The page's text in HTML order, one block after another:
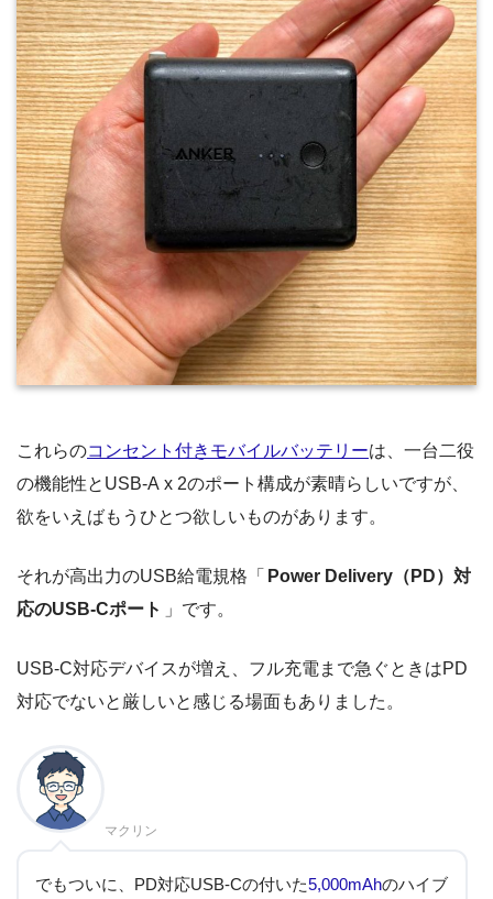
これらのコンセント付きモバイルバッテリーは、一台二役
の機能性とUSB-A x 2のポート構成が素晴らしいですが、
欲をいえばもうひとつ欲しいものがあります。
それが高出力のUSB給電規格「
Power Delivery（PD）対
応のUSB-Cポート 」です。
USB-C対応デバイスが増え、フル充電まで急ぐときはPD
対応でないと厳しいと感じる場面もありました。
マクリン
でもついに、PD対応USB-Cの付いた5,000mAhのハイブ